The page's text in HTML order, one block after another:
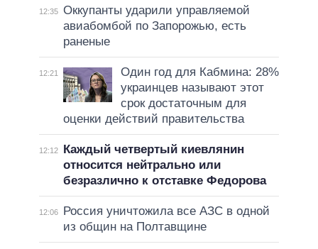
12:35 Оккупанты ударили управляемой
авиабомбой по Запорожью, есть
раненые
12:21
Один год для Кабмина: 28%
украинцев называют этот
срок достаточным для
оценки действий правительства
12:12
Каждый четвертый киевлянин
относится нейтрально или
безразлично к отставке Федорова
12:06
Россия уничтожила все АЗС в одной
из общин на Полтавщине